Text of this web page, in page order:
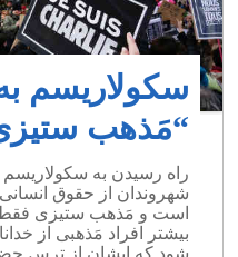
سکولاریسم
“مَذهب
راه رسیدن به
شهروندان از حقوق
است و مَذهب ستیزی
بیشتر افراد مَذهبی از